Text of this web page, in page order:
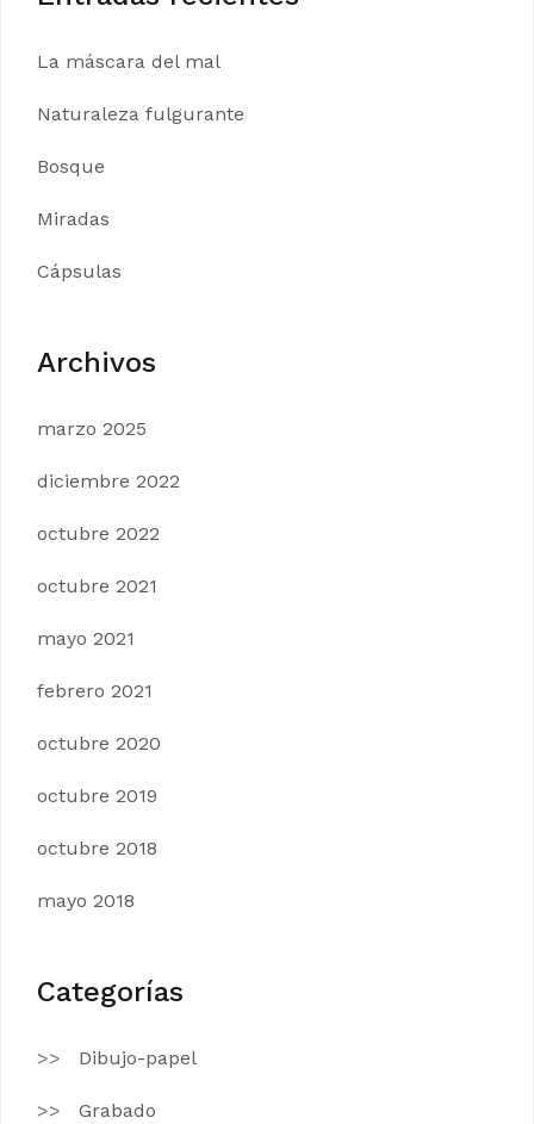
La máscara del mal
Naturaleza fulgurante
Bosque
Miradas
Cápsulas
Archivos
marzo 2025
diciembre 2022
octubre 2022
octubre 2021
mayo 2021
febrero 2021
octubre 2020
octubre 2019
octubre 2018
mayo 2018
Categorías
Dibujo-papel
Grabado